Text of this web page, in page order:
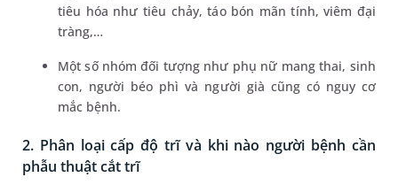
tiêu hóa như tiêu chảy, táo bón mãn tính, viêm đại
tràng,…
Một số nhóm đối tượng như phụ nữ mang thai, sinh
con, người béo phì và người già cũng có nguy cơ
mắc bệnh.
2. Phân loại cấp độ trĩ và khi nào người bệnh cần
phẫu thuật cắt trĩ